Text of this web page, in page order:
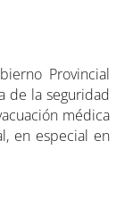
Provincial
de la seguridad
médica
en especial en